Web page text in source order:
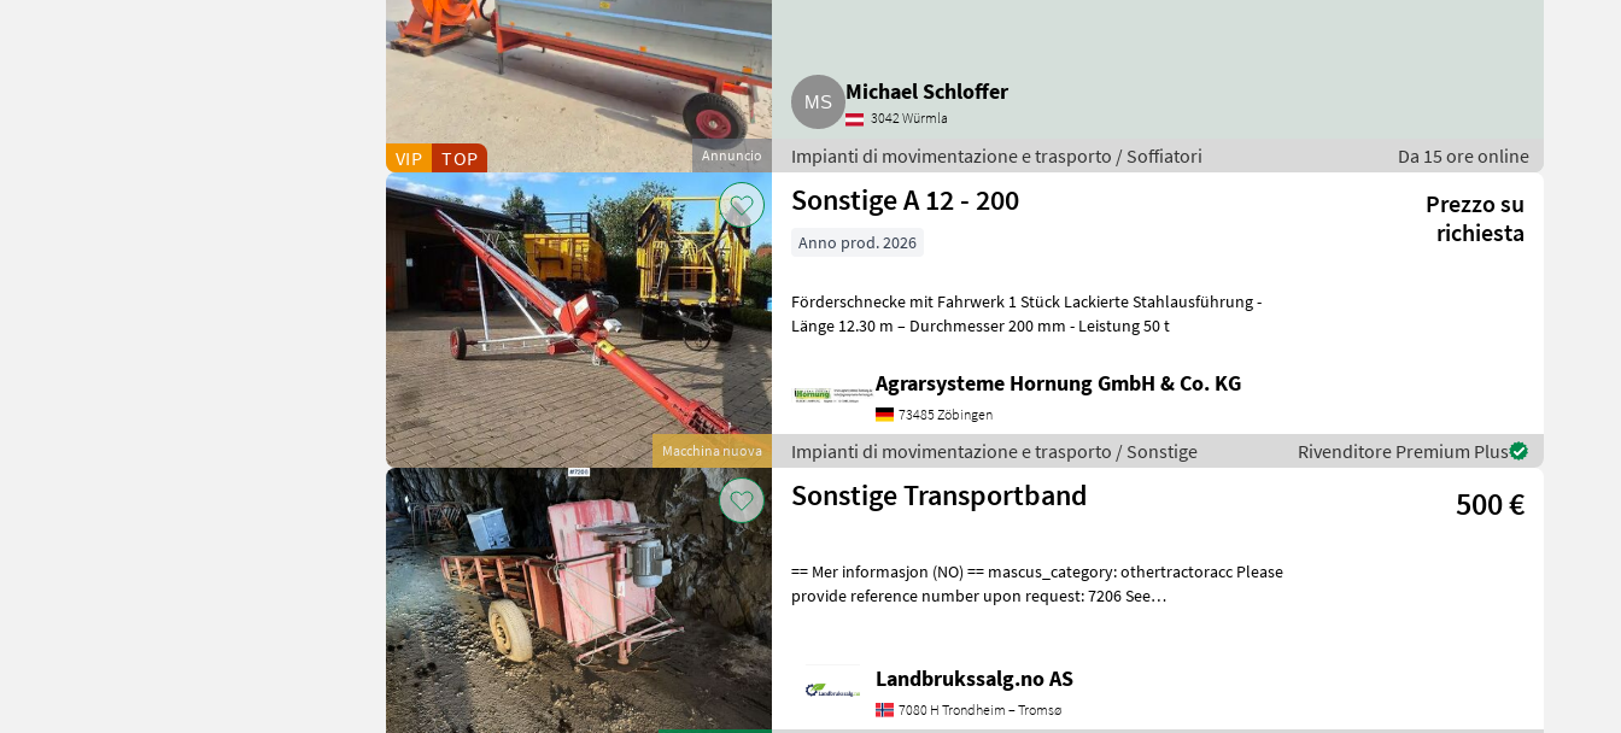
Annuncio
VIP TOP
Michael Schloffer
3042 Würmla
Impianti di movimentazione e trasporto / Soffiatori Da 15 ore online
Macchina nuova
Sonstige A 12 - 200
Prezzo su
richiesta
Anno prod. 2026
Förderschnecke mit Fahrwerk 1 Stück Lackierte Stahlausführung -
Länge 12.30 m – Durchmesser 200 mm - Leistung 50 t
Agrarsysteme Hornung GmbH & Co. KG
73485 Zöbingen
Impianti di movimentazione e trasporto / Sonstige Rivenditore Premium Plus
Sonstige Transportband 500 €
== Mer informasjon (NO) == mascus_category: othertractoracc Please
provide reference number upon request: 7206 See
Landbrukssalg.no AS
7080 H Trondheim – Tromsø